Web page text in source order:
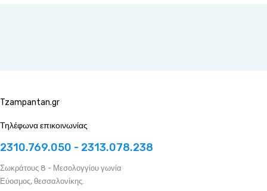
Tzampantan.gr
Τηλέφωνα επικοινωνίας
2310.769.050 - 2313.078.238
Σωκράτους 8 - Μεσολογγίου γωνία
Εύοσμος, θεσσαλονίκης.